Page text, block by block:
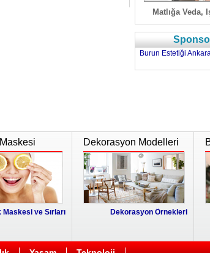
Matlığa Veda,
Burun Estetiği Ankara
Maskesi ve Sırları
Dekorasyon Modelleri
Dekorasyon Örnekleri